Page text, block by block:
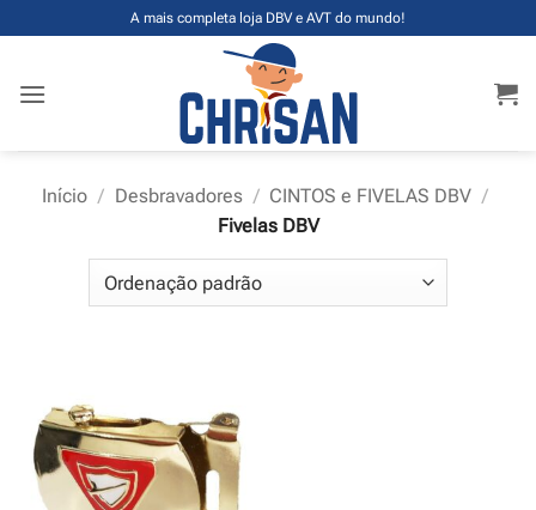
to
A mais completa loja DBV e AVT do mundo!
Início / Desbravadores / CINTOS e FIVELAS DBV /
Fivelas DBV